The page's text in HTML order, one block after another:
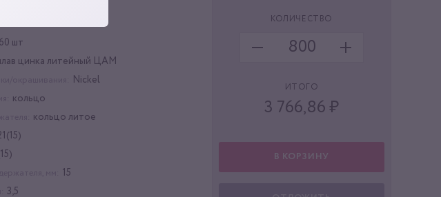
шт
цинка литейный ЦАМ
Nickel
кольцо
кольцо литое
15
3,5
КОЛИЧЕСТВО
ИТОГО
3 766,86 ₽
В КОРЗИНУ